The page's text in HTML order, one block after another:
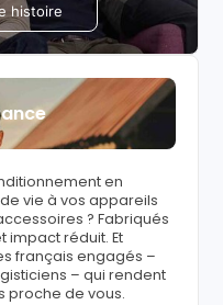
histoire
en
vie à vos appareils
? Fabriqués
impact réduit. Et
français engagés –
– qui rendent
proche de vous.